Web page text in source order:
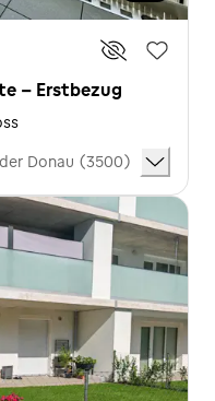
- Erstbezug
Donau (3500)